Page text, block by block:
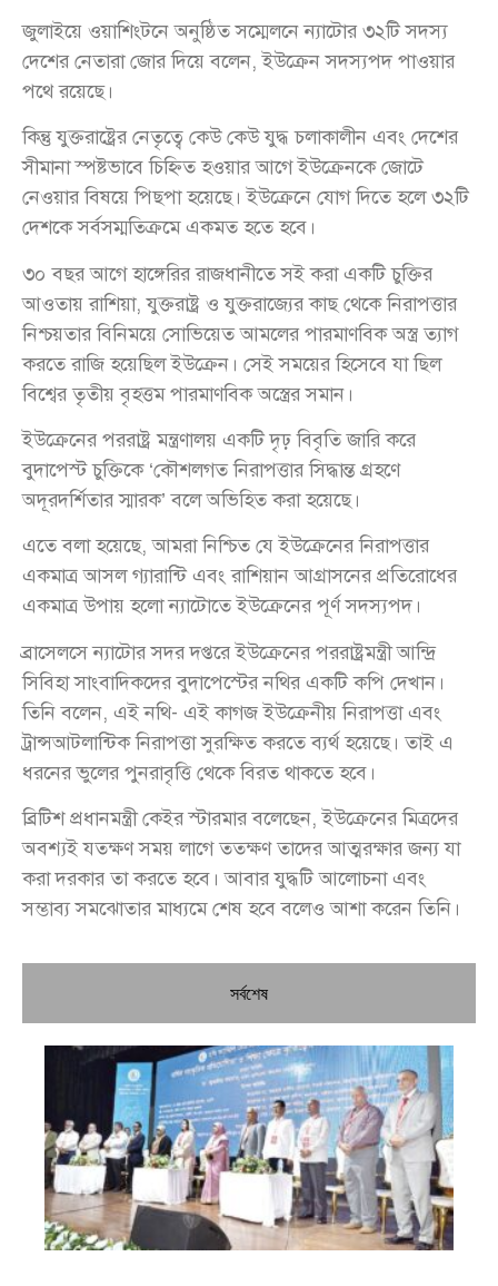
জুলাইয়ে ওয়াশিংটনে অনুষ্ঠিত সম্মেলনে ন্যাটোর ৩২টি সদস্য
দেশের নেতারা জোর দিয়ে বলেন, ইউক্রেন সদস্যপদ পাওয়ার
পথে রয়েছে।
কিন্তু যুক্তরাষ্ট্রের নেতৃত্বে কেউ কেউ যুদ্ধ চলাকালীন এবং দেশের
সীমানা স্পষ্টভাবে চিহ্নিত হওয়ার আগে ইউক্রেনকে জোটে
নেওয়ার বিষয়ে পিছপা হয়েছে। ইউক্রেনে যোগ দিতে হলে ৩২টি
দেশকে সর্বসম্মতিক্রমে একমত হতে হবে।
৩০ বছর আগে হাঙ্গেরির রাজধানীতে সই করা একটি চুক্তির
আওতায় রাশিয়া, যুক্তরাষ্ট্র ও যুক্তরাজ্যের কাছ থেকে নিরাপত্তার
নিশ্চয়তার বিনিময়ে সোভিয়েত আমলের পারমাণবিক অস্ত্র ত্যাগ
করতে রাজি হয়েছিল ইউক্রেন। সেই সময়ের হিসেবে যা ছিল
বিশ্বের তৃতীয় বৃহত্তম পারমাণবিক অস্ত্রের সমান।
ইউক্রেনের পররাষ্ট্র মন্ত্রণালয় একটি দৃঢ় বিবৃতি জারি করে
বুদাপেস্ট চুক্তিকে ‘কৌশলগত নিরাপত্তার সিদ্ধান্ত গ্রহণে
অদূরদর্শিতার স্মারক’ বলে অভিহিত করা হয়েছে।
এতে বলা হয়েছে, আমরা নিশ্চিত যে ইউক্রেনের নিরাপত্তার
একমাত্র আসল গ্যারান্টি এবং রাশিয়ান আগ্রাসনের প্রতিরোধের
একমাত্র উপায় হলো ন্যাটোতে ইউক্রেনের পূর্ণ সদস্যপদ।
ব্রাসেলসে ন্যাটোর সদর দপ্তরে ইউক্রেনের পররাষ্ট্রমন্ত্রী আন্দ্রি
সিবিহা সাংবাদিকদের বুদাপেস্টের নথির একটি কপি দেখান।
তিনি বলেন, এই নথি- এই কাগজ ইউক্রেনীয় নিরাপত্তা এবং
ট্রান্সআটলান্টিক নিরাপত্তা সুরক্ষিত করতে ব্যর্থ হয়েছে। তাই এ
ধরনের ভুলের পুনরাবৃত্তি থেকে বিরত থাকতে হবে।
ব্রিটিশ প্রধানমন্ত্রী কেইর স্টারমার বলেছেন, ইউক্রেনের মিত্রদের
অবশ্যই যতক্ষণ সময় লাগে ততক্ষণ তাদের আত্মরক্ষার জন্য যা
করা দরকার তা করতে হবে। আবার যুদ্ধটি আলোচনা এবং
সম্ভাব্য সমঝোতার মাধ্যমে শেষ হবে বলেও আশা করেন তিনি।
সর্বশেষ